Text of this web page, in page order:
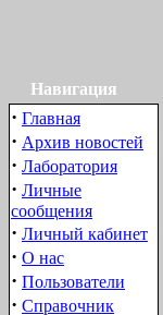
Навигация
· Главная
· Архив новостей
· Лаборатория
· Личные
сообщения
· Личный кабинет
· О нас
· Пользователи
· Справочник